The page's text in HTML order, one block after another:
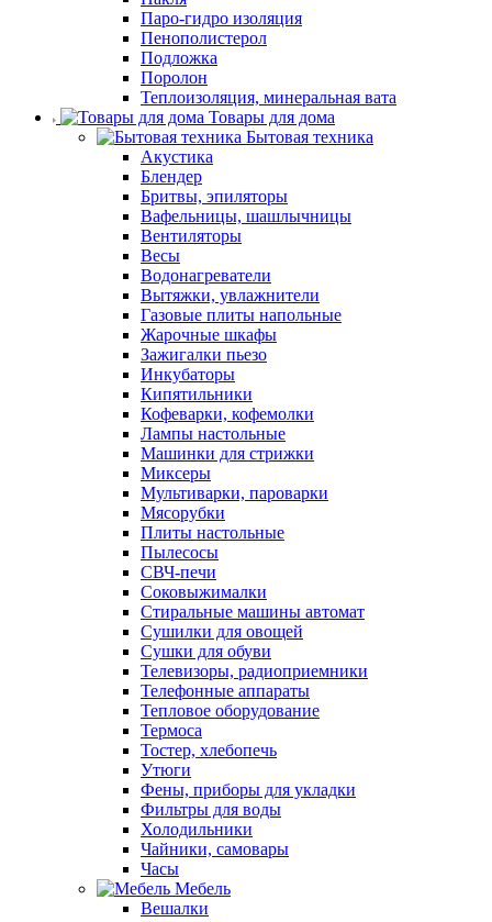
Паро-гидро изоляция
Пенополистерол
Подложка
Поролон
Теплоизоляция, минеральная вата
Товары для дома
Бытовая техника
Акустика
Блендер
Бритвы, эпиляторы
Вафельницы, шашлычницы
Вентиляторы
Весы
Водонагреватели
Вытяжки, увлажнители
Газовые плиты напольные
Жарочные шкафы
Зажигалки пьезо
Инкубаторы
Кипятильники
Кофеварки, кофемолки
Лампы настольные
Машинки для стрижки
Миксеры
Мультиварки, пароварки
Мясорубки
Плиты настольные
Пылесосы
СВЧ-печи
Соковыжималки
Стиральные машины автомат
Сушилки для овощей
Сушки для обуви
Телевизоры, радиоприемники
Телефонные аппараты
Тепловое оборудование
Термоса
Тостер, хлебопечь
Утюги
Фены, приборы для укладки
Фильтры для воды
Холодильники
Чайники, самовары
Часы
Мебель
Вешалки